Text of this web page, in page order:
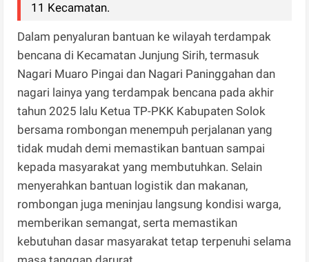
11 Kecamatan.
Dalam penyaluran bantuan ke wilayah terdampak
bencana di Kecamatan Junjung Sirih, termasuk
Nagari Muaro Pingai dan Nagari Paninggahan dan
nagari lainya yang terdampak bencana pada akhir
tahun 2025 lalu Ketua TP-PKK Kabupaten Solok
bersama rombongan menempuh perjalanan yang
tidak mudah demi memastikan bantuan sampai
kepada masyarakat yang membutuhkan. Selain
menyerahkan bantuan logistik dan makanan,
rombongan juga meninjau langsung kondisi warga,
memberikan semangat, serta memastikan
kebutuhan dasar masyarakat tetap terpenuhi selama